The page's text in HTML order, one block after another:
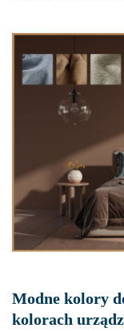
proponują stworzenie
ostoi, w której
zbrojnych i trudach
aranżacjach wnętrz
Modne kolory
kolorach